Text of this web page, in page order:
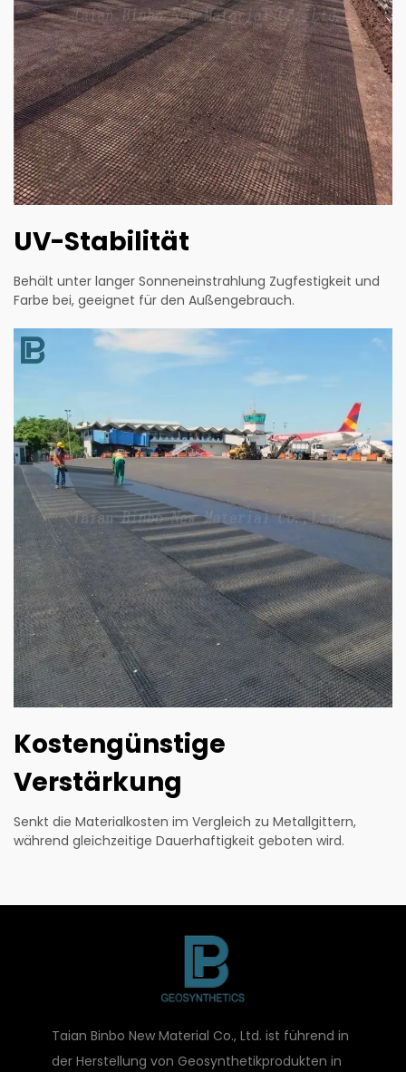
UV-Stabilität
Behält unter langer Sonneneinstrahlung Zugfestigkeit und
Farbe bei, geeignet für den Außengebrauch.
Kostengünstige
Verstärkung
Senkt die Materialkosten im Vergleich zu Metallgittern,
während gleichzeitige Dauerhaftigkeit geboten wird.
Taian Binbo New Material Co., Ltd. ist führend in
der Herstellung von Geosynthetikprodukten in